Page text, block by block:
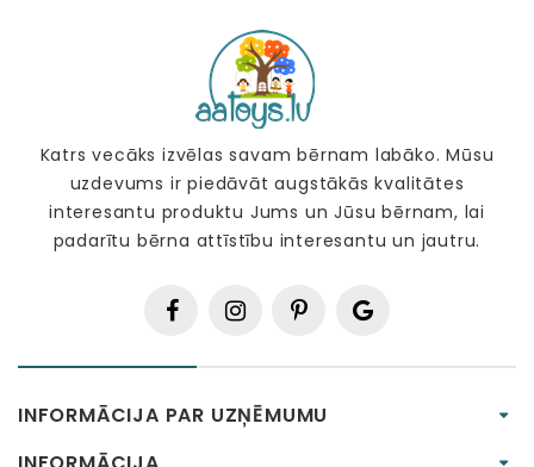
Katrs vecāks izvēlas savam bērnam labāko. Mūsu
uzdevums ir piedāvāt augstākās kvalitātes
interesantu produktu Jums un Jūsu bērnam, lai
padarītu bērna attīstību interesantu un jautru.
INFORMĀCIJA PAR UZŅĒMUMU